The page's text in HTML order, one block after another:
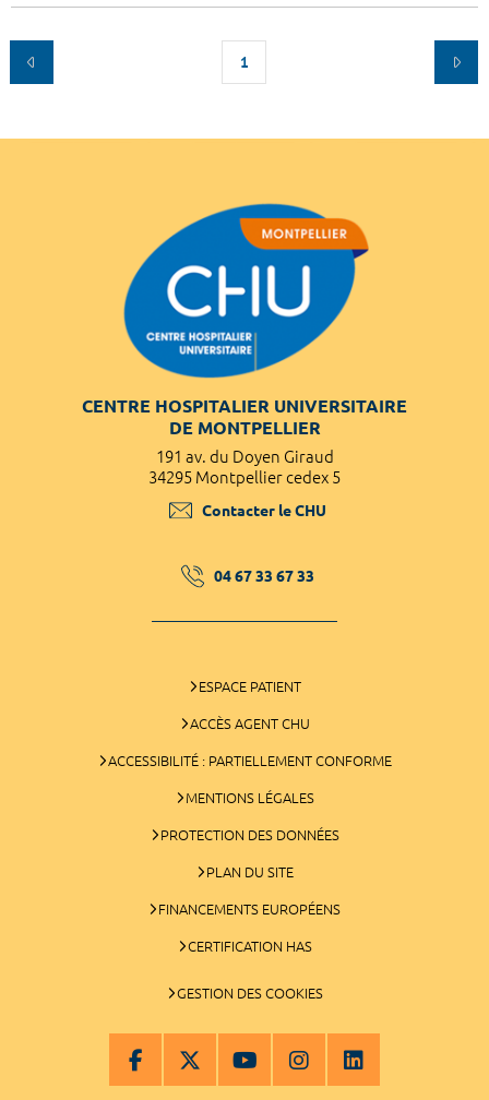
1
CENTRE HOSPITALIER UNIVERSITAIRE
DE MONTPELLIER
191 av. du Doyen Giraud
34295 Montpellier cedex 5
Contacter le CHU
04 67 33 67 33
ESPACE PATIENT
ACCÈS AGENT CHU
ACCESSIBILITÉ : PARTIELLEMENT CONFORME
MENTIONS LÉGALES
PROTECTION DES DONNÉES
PLAN DU SITE
FINANCEMENTS EUROPÉENS
CERTIFICATION HAS
GESTION DES COOKIES